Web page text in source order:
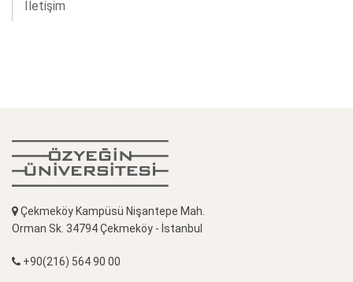
İletişim
Çekmeköy Kampüsü Nişantepe Mah.
Orman Sk. 34794 Çekmeköy - İstanbul
+90(216) 564 90 00